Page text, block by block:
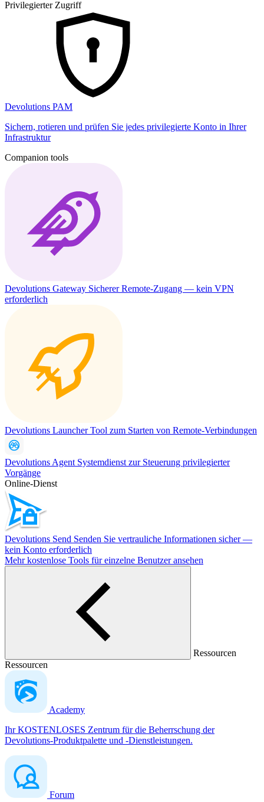
Privilegierter Zugriff
Devolutions PAM
Sichern, rotieren und prüfen Sie jedes privilegierte Konto in Ihrer
Infrastruktur
Companion tools
Devolutions Gateway Sicherer Remote-Zugang — kein VPN
erforderlich
Devolutions LauncherTool zum Starten von Remote-Verbindungen
Devolutions Agent Systemdienst zur Steuerung privilegierter
Vorgänge
Online-Dienst
Devolutions Send Senden Sie vertrauliche Informationen sicher —
kein Konto erforderlich
Mehr kostenlose Tools für einzelne Benutzer ansehen
Ressourcen
Ressourcen
Academy
Ihr KOSTENLOSES Zentrum für die Beherrschung der
Devolutions-Produktpalette und -Dienstleistungen.
Forum